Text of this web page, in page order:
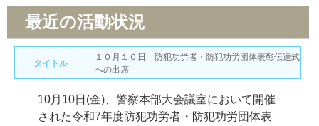
最近の活動状況
タイトル
１０月１０日 防犯功労者・防犯功労団体表彰伝達式
への出席
10月10日(金)、警察本部大会議室において開催
された令和7年度防犯功労者・防犯功労団体表